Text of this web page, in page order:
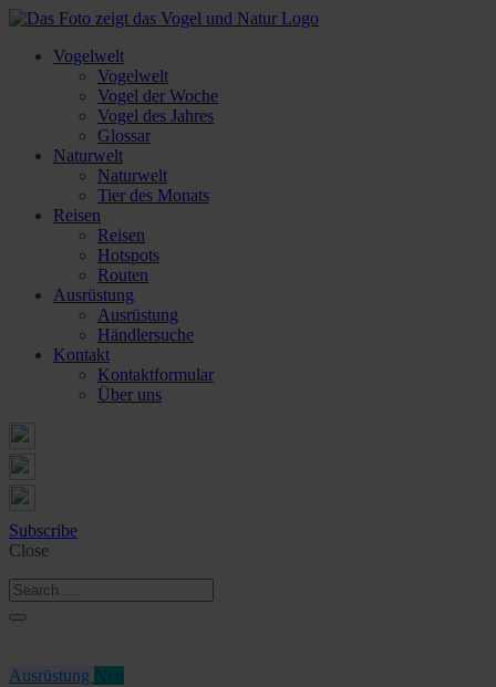
Vogelwelt
Vogelwelt
Vogel der Woche
Vogel des Jahres
Glossar
Naturwelt
Naturwelt
Tier des Monats
Reisen
Reisen
Hotspots
Routen
Ausrüstung
Ausrüstung
Händlersuche
Kontakt
Kontaktformular
Über uns
Subscribe
Close
Ausrüstung